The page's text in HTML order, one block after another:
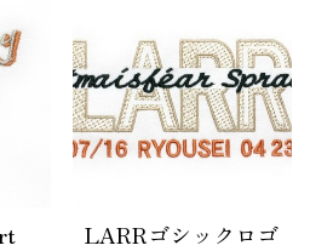
LARRゴシックロゴ